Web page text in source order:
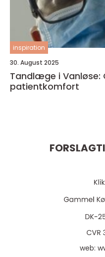
inspiration
30. August 2025
Tandlæge i
patientkomfort
web: